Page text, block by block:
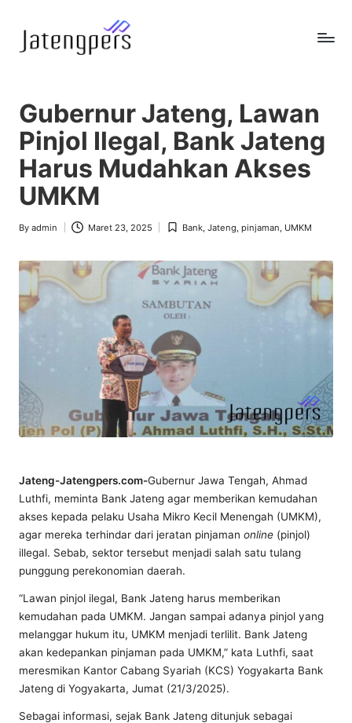
a
t
e
n
g
p
e
r
s
Pemerintah
Gubernur Jateng, Lawan
Pinjol Ilegal, Bank Jateng
Harus Mudahkan Akses
UMKM
Posted
By admin Maret 23, 2025
Posted
Bank ,Jateng ,pinjaman UMKM
Jateng-Jatengpers.com-Gubernur Jawa Tengah, Ahmad
Luthfi, meminta Bank Jateng agar memberikan kemudahan
akses kepada pelaku Usaha Mikro Kecil Menengah (UMKM),
agar mereka terhindar dari jeratan pinjaman online (pinjol)
illegal. Sebab, sektor tersebut menjadi salah satu tulang
punggung perekonomian daerah.
“Lawan pinjol ilegal, Bank Jateng harus memberikan
kemudahan pada UMKM. Jangan sampai adanya pinjol yang
melanggar hukum itu, UMKM menjadi terlilit. Bank Jateng
akan kedepankan pinjaman pada UMKM,” kata Luthfi, saat
meresmikan Kantor Cabang Syariah (KCS) Yogyakarta Bank
Jateng di Yogyakarta, Jumat (21/3/2025).
Sebagai informasi, sejak Bank Jateng ditunjuk sebagai